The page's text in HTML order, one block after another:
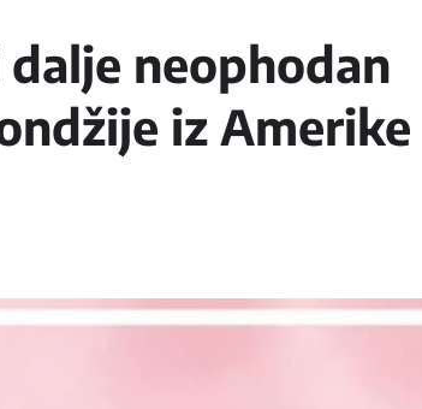
neophodan
iz Amerike